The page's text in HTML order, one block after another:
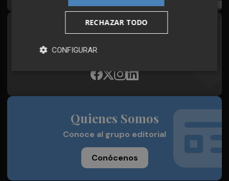
Síguenos en redes
Plaza Podcast, desde cualquier medio
Quienes Somos
Conoce al grupo editorial
Conócenos
RECHAZAR TODO
CONFIGURAR